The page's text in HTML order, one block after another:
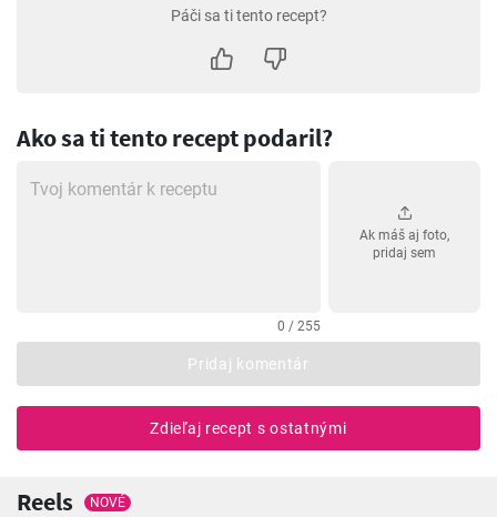
Páči sa ti tento recept?
Ako sa ti tento recept podaril?
0 / 255
Ak máš aj foto,
pridaj sem
Pridaj komentár
Zdieľaj recept s ostatnými
Reels NOVÉ